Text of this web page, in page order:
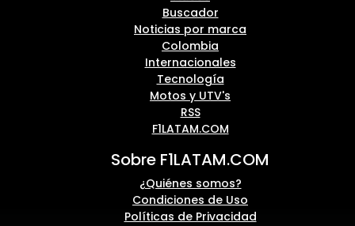
Buscador
Noticias por marca
Colombia
Internacionales
Tecnología
Motos y UTV's
RSS
F1LATAM.COM
Sobre F1LATAM.COM
¿Quiénes somos?
Condiciones de Uso
Políticas de Privacidad